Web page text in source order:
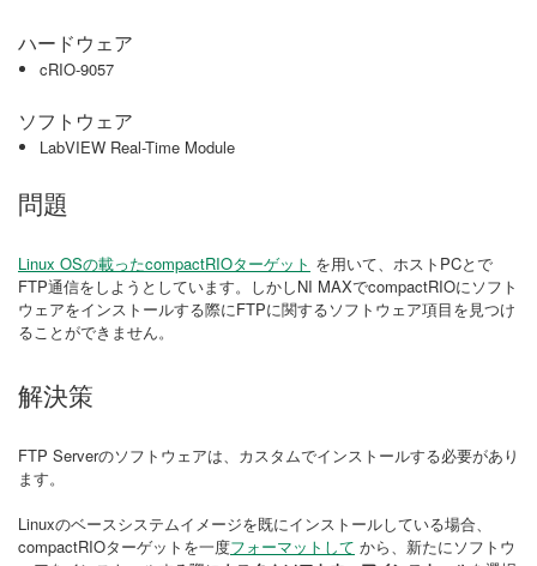
ハードウェア
cRIO-9057
ソフトウェア
LabVIEW Real-Time Module
問題
Linux OSの載ったcompactRIOターゲット を用いて、ホストPCとで
FTP通信をしようとしています。しかしNI MAXでcompactRIOにソフト
ウェアをインストールする際にFTPに関するソフトウェア項目を見つけ
ることができません。
解決策
FTP Serverのソフトウェアは、カスタムでインストールする必要があり
ます。
Linuxのベースシステムイメージを既にインストールしている場合、
compactRIOターゲットを一度フォーマットして から、新たにソフトウ